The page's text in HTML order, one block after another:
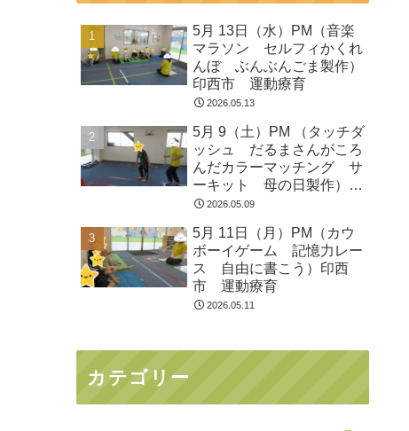
5月 13日（水）PM（音楽
マラソン セルフィかくれ
んぼ ぶんぶんごま製作）
印西市 運動療育
2026.05.13
5月 9（土）PM （タッチダ
ッシュ だるまさんがころ
んだカラーマッチング サ
ーキット 母の日製作）印
西市 運動療育
2026.05.09
5月 11日（月）PM（カウ
ボーイゲーム 記憶力レー
ス 自由に書こう）印西
市 運動療育
2026.05.11
カテゴリー